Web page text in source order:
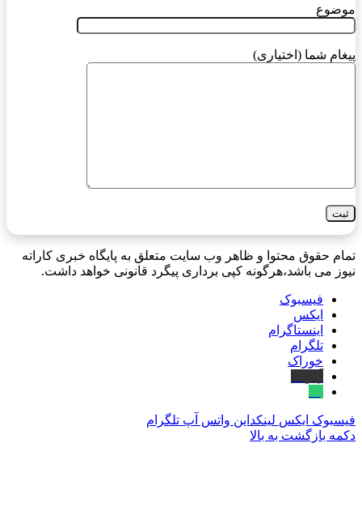
موضوع
پیغام شما (اختیاری)
تمام حقوق محتوا و ظاهر وب سایت متعلق به پایگاه خبری کاراته
نیوز می باشد،هرگونه کپی برداری پیگرد قانونی خواهد داشت.
فیسبوک
ایکس
اینستاگرام
تلگرام
خوراک
فیسبوک ایکس لینکداین واتس آپ تلگرام
دکمه بازگشت به بالا